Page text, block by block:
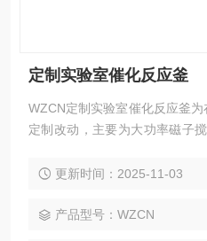
定制实验室催化反应釜
WZCN定制实验室催化反应釜
定制改动，主要为大功率磁子
节。全不锈钢和铝合金氧化耐
阀、放气阀、探底管、热电偶及
更新时间：2025-11-03
产品型号：WZCN